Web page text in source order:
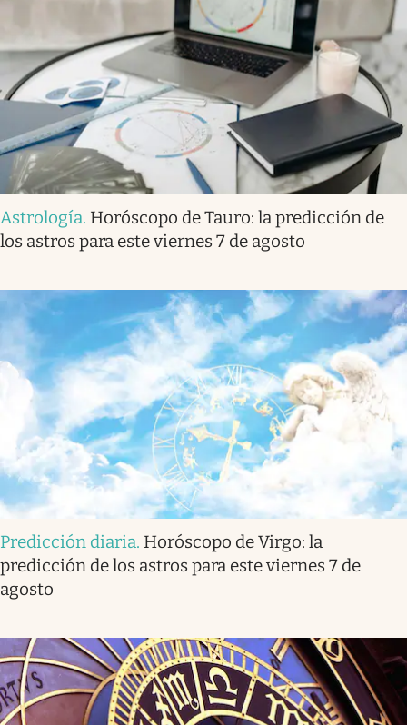
Astrología. Horóscopo de Tauro: la predicción de
los astros para este viernes 7 de agosto
Predicción diaria. Horóscopo de Virgo: la
predicción de los astros para este viernes 7 de
agosto